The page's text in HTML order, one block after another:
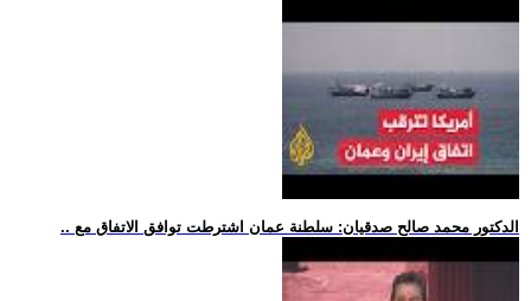
.. الدكتور محمد صالح صدقيان: سلطنة عمان اشترطت توافق الاتفاق مع